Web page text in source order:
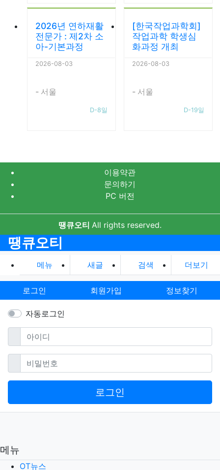
2026년 연하재활
전문가 : 제2차 소
아-기본과정
2026-08-03
- 서울
D-8일
[한국작업과학회]
작업과학 학생심
화과정 개최
2026-08-03
- 서울
D-19일
이용약관
문의하기
PC 버전
땡큐오티 All rights reserved.
땡큐오티
메뉴 새글 검색 더보기
로그인 회원가입 정보찾기
자동로그인
아이디필수
비밀번호필수
로그인
메뉴
OT뉴스